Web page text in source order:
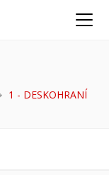
1 - DESKOHRANÍ